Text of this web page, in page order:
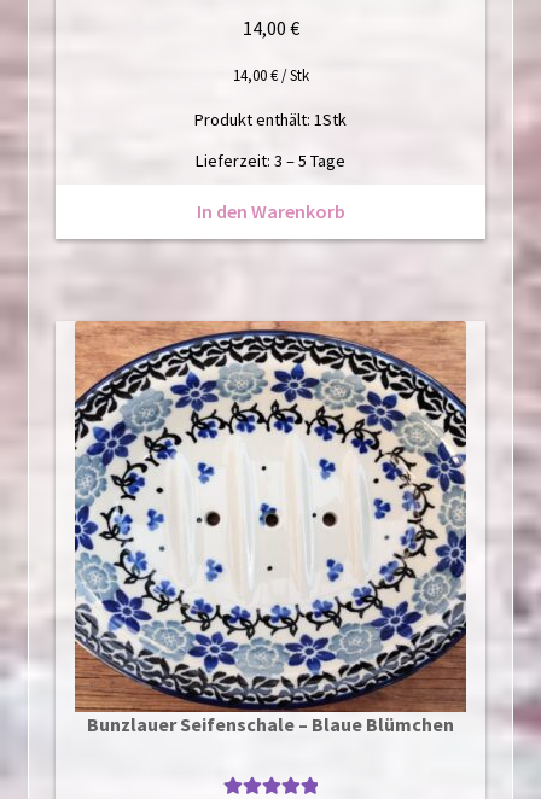
14,00 €
14,00€/Stk
Produkt enthält: 1Stk
Lieferzeit: 3 – 5 Tage
In den Warenkorb
Bunzlauer Seifenschale – Blaue Blümchen